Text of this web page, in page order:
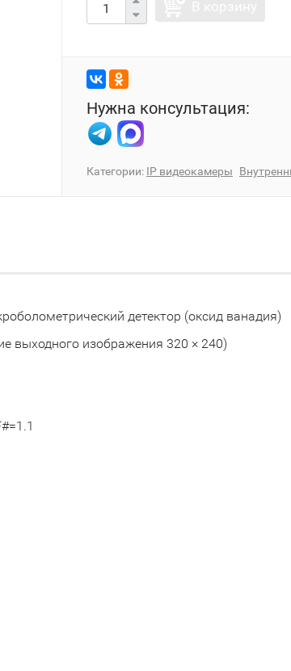
Нужна консультация:
Категории: IP видеокамеры
детектор (оксид ванадия)
выходного изображения 320 × 240)